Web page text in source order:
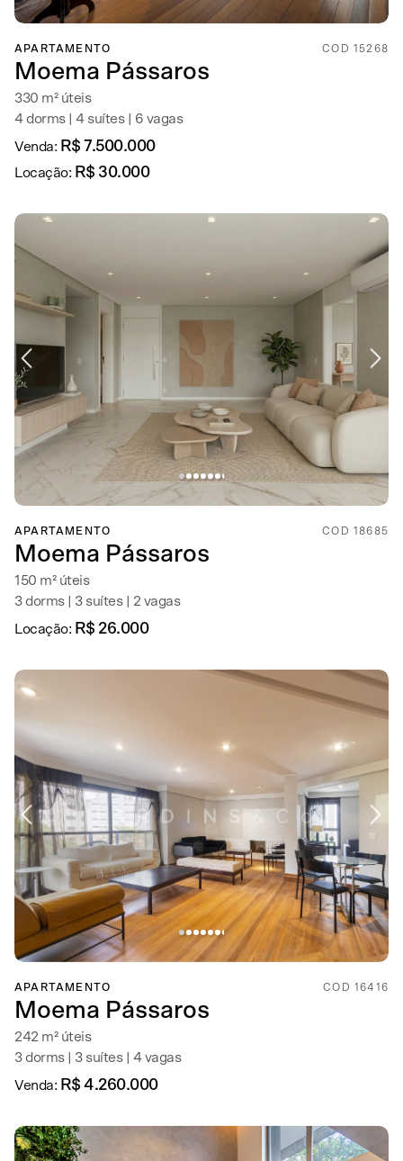
APARTAMENTO COD 15268
Moema Pássaros
330 m² úteis
4 dorms | 4 suítes | 6 vagas
Venda: R$ 7.500.000
Locação: R$ 30.000
APARTAMENTO COD 18685
Moema Pássaros
150 m² úteis
3 dorms | 3 suítes | 2 vagas
Locação: R$ 26.000
APARTAMENTO COD 16416
Moema Pássaros
242 m² úteis
3 dorms | 3 suítes | 4 vagas
Venda: R$ 4.260.000